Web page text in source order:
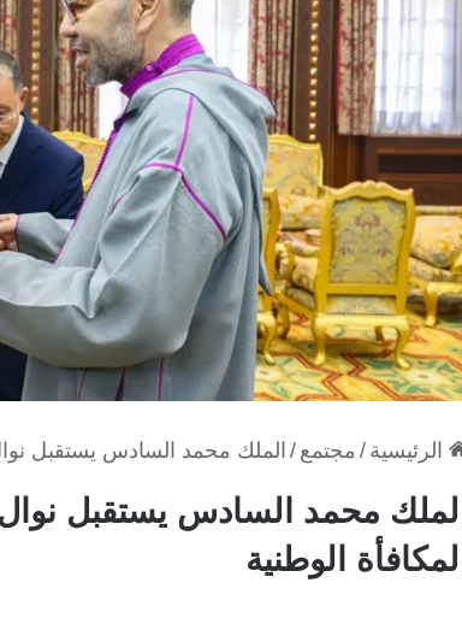
الرئيسية / مجتمع / الملك محمد السادس يستقبل
الملك محمد السادس يستقبل
المكافأة الوطنية